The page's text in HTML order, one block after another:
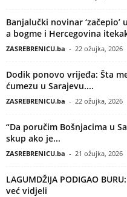
Banjalučki novinar ‘začepio’
a bogme i Hercegovina
ZASREBRENICU.ba - 22 ožujka, 2026
Dodik ponovo vrijeđa: Šta
ćumezu u Sarajevu....
ZASREBRENICU.ba - 22 ožujka, 2026
“Da poručim Bošnjacima u
skup ako je...
ZASREBRENICU.ba - 21 ožujka, 2026
LAGUMDŽIJA PODIGAO
već vidjeli